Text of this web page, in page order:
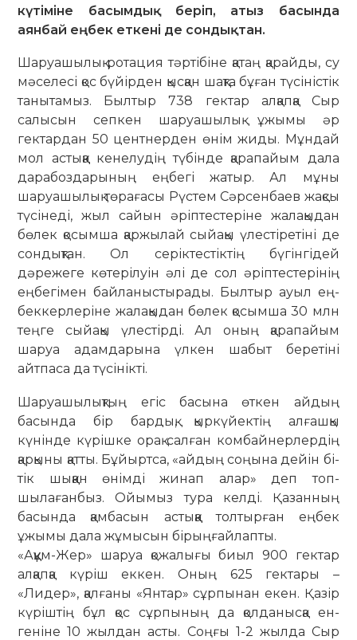
күтіміне басымдық беріп, атыз басында
аянбай еңбек еткені де сондықтан.
Шаруашылық ротация тәртібіне қа­таң қарайды, су
мәселесі қос бүйір­ден қысқан шақта бұған түсіністік
таны­та­мыз. Былтыр 738 гектар алқапқа Сыр
салысын сепкен шаруашылық ұжымы әр
гектардан 50 центнерден өнім жиды. Мұндай
мол астыққа кенелудің түбінде қарапайым дала
дарабоздарының еңбегі жатыр. Ал мұны
шаруашылық төрағасы Рүстем Сәрсенбаев жақсы
түсінеді, жыл сайын әріптестеріне жалақыдан
бө­лек қосымша қаржылай сыйақы үлес­ті­­ретіні де
сондықтан. Ол се­­ріктестіктің бүгінгідей
дәрежеге кө­те­рі­луін әлі де сол әріптестерінің
ең­бе­гі­мен байланыстырады. Былтыр ауыл ең­­­
беккерлеріне жалақыдан бөлек қо­сым­­­­ша 30 млн
теңге сыйақы үлестірді. Ал оның қарапайым
шаруа адамдарына үл­­­кен ша­быт беретіні
айтпаса да ­түсі­нік­ті.
Шаруашылықтың егіс басына өт­кен айдың
басында бір бардық, қыр­күйек­тің алғашқы
күнінде күрішке орақ салған комбайнерлердің
қарқыны қат­ты. Бұйыртса, «айдың соңына дейін бі­
тік шыққан өнімді жинап алар» деп топ­­
шылағанбыз. Ойымыз тура келді. Қа­­занның
басында қамбасын астыққа тол­­тырған еңбек
ұжымы дала жұмысын бірыңғайлапты.
«Аққұм-Жер» шаруа қожалығы би­ыл 900 гектар
алқапқа күріш еккен. Оның 625 гектары –
«Лидер», қалғаны «Ян­тар» сұрпынан екен. Қазір
күріштің бұл қос сұрпының да қолданысқа ен­
геніне 10 жылдан асты. Соңғы 1-2 жылда Сыр